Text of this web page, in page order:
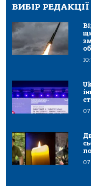
ВИБІР РЕДАКЦІЇ